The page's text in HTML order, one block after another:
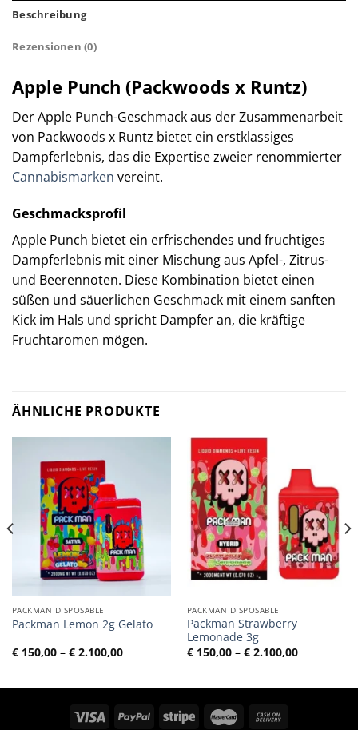
Beschreibung
Rezensionen (0)
Apple Punch (Packwoods x Runtz)
Der Apple Punch-Geschmack aus der Zusammenarbeit
von Packwoods x Runtz bietet ein erstklassiges
Dampferlebnis, das die Expertise zweier renommierter
Cannabismarken vereint.
Geschmacksprofil
Apple Punch bietet ein erfrischendes und fruchtiges
Dampferlebnis mit einer Mischung aus Apfel-, Zitrus-
und Beerennoten. Diese Kombination bietet einen
süßen und säuerlichen Geschmack mit einem sanften
Kick im Hals und spricht Dampfer an, die kräftige
Fruchtaromen mögen.
ÄHNLICHE PRODUKTE
PACKMAN DISPOSABLE
Packman Lemon 2g Gelato
€150,00 – €2.100,00Preisspanne:
€ 150,00
PACKMAN DISPOSABLE
Packman Strawberry
Lemonade 3g
€150,00 – €2.100,00
€ 150,00